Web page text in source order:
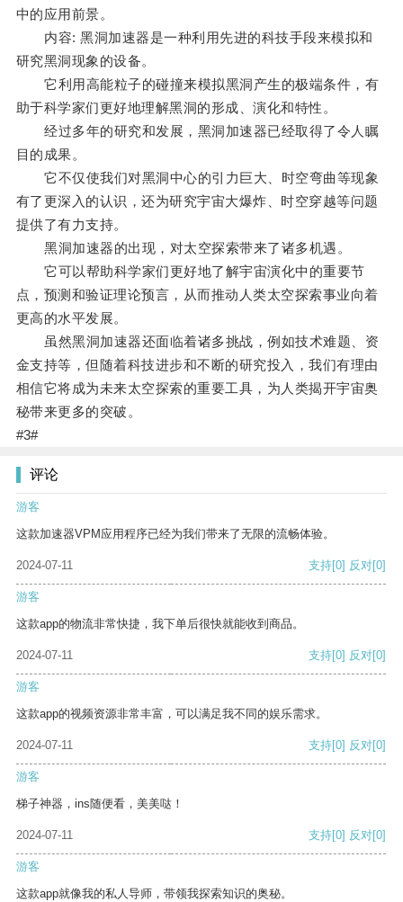
中的应用前景。
内容: 黑洞加速器是一种利用先进的科技手段来模拟和
研究黑洞现象的设备。
它利用高能粒子的碰撞来模拟黑洞产生的极端条件，有
助于科学家们更好地理解黑洞的形成、演化和特性。
经过多年的研究和发展，黑洞加速器已经取得了令人瞩
目的成果。
它不仅使我们对黑洞中心的引力巨大、时空弯曲等现象
有了更深入的认识，还为研究宇宙大爆炸、时空穿越等问题
提供了有力支持。
黑洞加速器的出现，对太空探索带来了诸多机遇。
它可以帮助科学家们更好地了解宇宙演化中的重要节
点，预测和验证理论预言，从而推动人类太空探索事业向着
更高的水平发展。
虽然黑洞加速器还面临着诸多挑战，例如技术难题、资
金支持等，但随着科技进步和不断的研究投入，我们有理由
相信它将成为未来太空探索的重要工具，为人类揭开宇宙奥
秘带来更多的突破。
#3#
评论
游客
这款加速器VPM应用程序已经为我们带来了无限的流畅体验。
2024-07-11 支持[0] 反对[0]
游客
这款app的物流非常快捷，我下单后很快就能收到商品。
2024-07-11 支持[0] 反对[0]
游客
这款app的视频资源非常丰富，可以满足我不同的娱乐需求。
2024-07-11 支持[0] 反对[0]
游客
梯子神器，ins随便看，美美哒！
2024-07-11 支持[0] 反对[0]
游客
这款app就像我的私人导师，带领我探索知识的奥秘。